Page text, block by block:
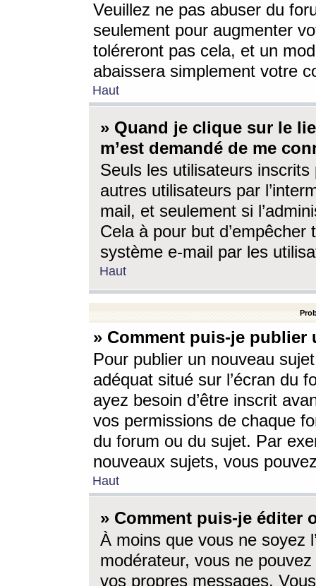
Veuillez ne pas abuser du
seulement pour augmenter
toléreront pas cela, et un
abaissera simplement votre
Haut
» Quand je clique sur le
m’est demandé de me
Seuls les utilisateurs
autres utilisateurs par
mail, et seulement si
Cela à pour but
système e-mail par les
Haut
» Comment puis-je
Pour publier un nouveau
adéquat situé sur l’écran du
ayez besoin d’être inscrit
vos permissions de chaque
du forum ou du sujet. Par
nouveaux sujets, vous
Haut
» Comment puis-je éditer
À moins que vous ne soyez
modérateur, vous ne
vos propres messages.